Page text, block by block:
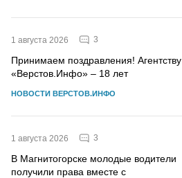
1 августа 2026 3
Принимаем поздравления! Агентству
«Верстов.Инфо» – 18 лет
НОВОСТИ ВЕРСТОВ.ИНФО
1 августа 2026 3
В Магнитогорске молодые водители
получили права вместе с